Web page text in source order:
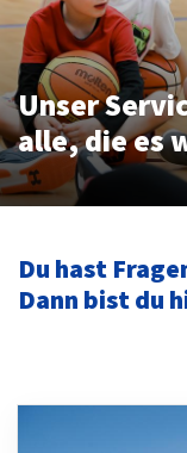
Unser
alle, die es
Du hast
Dann bist du